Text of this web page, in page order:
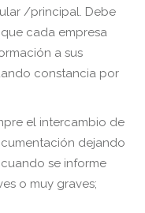
/principal. Debe
cada empresa
a sus
constancia por
el intercambio de
dejando
se informe
o muy graves;